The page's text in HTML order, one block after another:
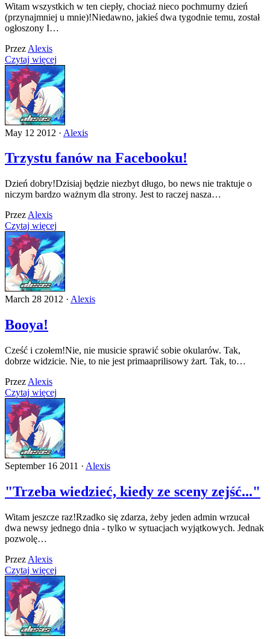
Witam wszystkich w ten ciepły, chociaż nieco pochmurny dzień
(przynajmniej u mnie)!Niedawno, jakieś dwa tygodnie temu, został
ogłoszony I…
Przez Alexis
Czytaj więcej
May 12 2012 · Alexis
Trzystu fanów na Facebooku!
Dzień dobry!Dzisiaj będzie niezbyt długo, bo news nie traktuje o
niczym bardzo ważnym dla strony. Jest to raczej nasza…
Przez Alexis
Czytaj więcej
March 28 2012 · Alexis
Booya!
Cześć i czołem!Nie, nie musicie sprawić sobie okularów. Tak,
dobrze widzicie. Nie, to nie jest primaaprilisowy żart. Tak, to…
Przez Alexis
Czytaj więcej
September 16 2011 · Alexis
"Trzeba wiedzieć, kiedy ze sceny zejść..."
Witam jeszcze raz!Rzadko się zdarza, żeby jeden admin wrzucał
dwa newsy jednego dnia - tylko w sytuacjach wyjątkowych. Jednak
pozwolę…
Przez Alexis
Czytaj więcej